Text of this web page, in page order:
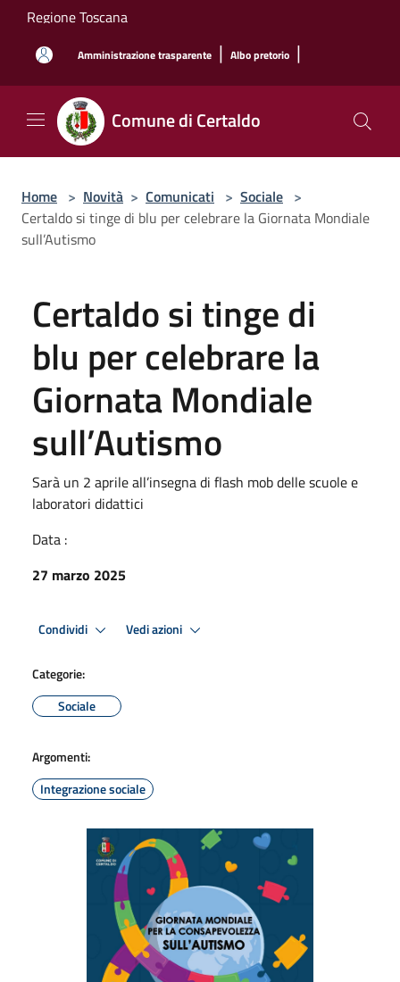
Salta al contenuto principale
Regione Toscana
Amministrazione trasparente | Albo pretorio |
Comune di Certaldo
Home > Novità > Comunicati > Sociale >
Certaldo si tinge di blu per celebrare la Giornata Mondiale
sull’Autismo
Certaldo si tinge di
blu per celebrare la
Giornata Mondiale
sull’Autismo
Sarà un 2 aprile all’insegna di flash mob delle scuole e
laboratori didattici
Data :
27 marzo 2025
Condividi Vedi azioni
Categorie:
Sociale
Argomenti:
Integrazione sociale